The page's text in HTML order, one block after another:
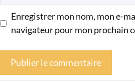
Enregistrer mon nom, mon e-
navigateur pour mon prochain